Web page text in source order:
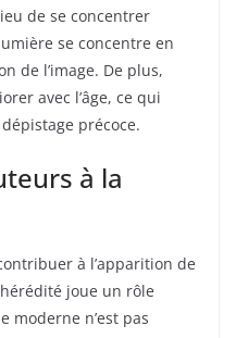
de se concentrer
se concentre en
de l’image. De plus,
avec l’âge, ce qui
précoce.
à la
à l’apparition de
joue un rôle
moderne n’est pas